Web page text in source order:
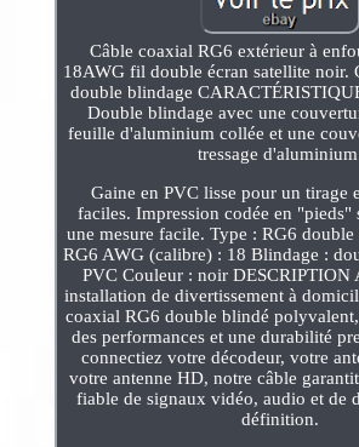
Câble coaxial RG6 extérieur à
18AWG fil double écran satellite noir.
double blindage
Double blindage avec une
feuille d'aluminium collée et une
tressage
Gaine en PVC lisse pour un tirage
faciles. Impression codée en "pieds"
une mesure facile. Type : RG6
RG6 AWG (calibre) : 18 Blindage :
PVC Couleur : noir DESCRIPTION
installation de divertissement à
coaxial RG6 double blindé
des performances et une durabilité
connectiez votre décodeur, votre
votre antenne HD, notre câble
fiable de signaux vidéo, audio et de
définition.